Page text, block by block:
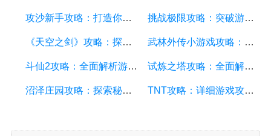
攻沙新手攻略：打造你的战争帝国，征服沙漠世界 挑战极限攻略：突破游戏难关的终极指南
《天空之剑》攻略：探索天空的冒险之旅 武林外传小游戏攻略：全面解析游戏技巧、角色选择和剧情推进
斗仙2攻略：全面解析游戏技巧、副本攻略、装备养成和战斗策略 试炼之塔攻略：全面解析游戏技巧与策略，帮你征服每一层塔
沼泽庄园攻略：探索秘密、击败怪物、解谜全指南 TNT攻略：详细游戏攻略方面的描述